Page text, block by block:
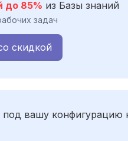
до 85% из Базы знаний
задач
скидкой
под вашу конфигурацию